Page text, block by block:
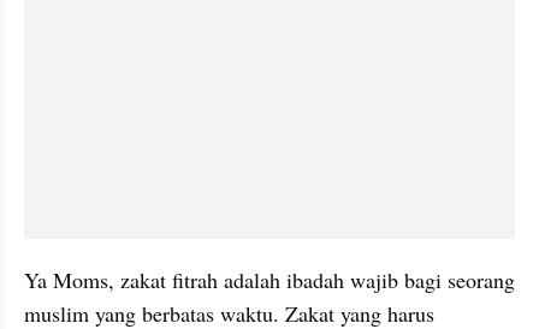
Ya Moms, zakat fitrah adalah ibadah wajib bagi seorang
muslim yang berbatas waktu. Zakat yang harus